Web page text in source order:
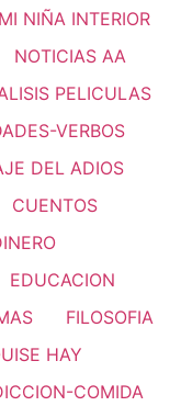
MI NIÑA INTERIOR
NOTICIAS AA
PELICULAS
VERBOS
DEL ADIOS
CUENTOS
EDUCACION
FILOSOFIA
HAY
COMIDA